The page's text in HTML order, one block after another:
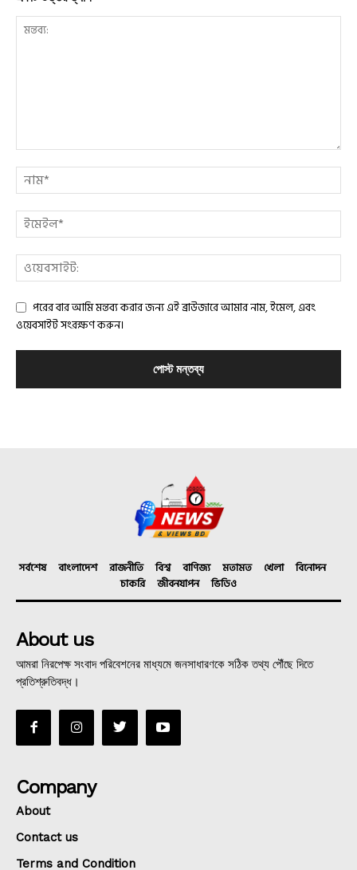
পরের বার আমি মন্তব্য করার জন্য এই ব্রাউজারে আমার নাম, ইমেল, এবং
ওয়েবসাইট সংরক্ষণ করুন।
সর্বশেষ বাংলাদেশ রাজনীতি বিশ্ব বাণিজ্য মতামত খেলা
বিনোদন
চাকরি
জীবনযাপন ভিডিও
About us
আমরা নিরপেক্ষ সংবাদ পরিবেশনের মাধ্যমে জনসাধারণকে সঠিক তথ্য পৌঁছে দিতে
প্রতিশ্রুতিবদ্ধ।
Company
About
Contact us
Terms and Condition